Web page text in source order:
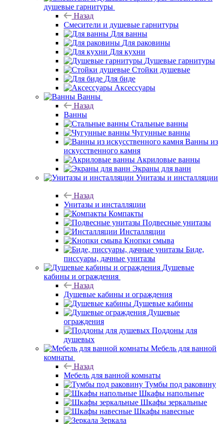
душевые гарнитуры
Назад
Смесители и душевые гарнитуры
Для ванны
Для раковины
Для кухни
Душевые гарнитуры
Стойки душевые
Для биде
Аксессуары
Ванны
Назад
Ванны
Стальные ванны
Чугунные ванны
Ванны из
искусственного камня
Акриловые ванны
Экраны для ванн
Унитазы и инсталляции
Назад
Унитазы и инсталляции
Компакты
Подвесные унитазы
Инсталляции
Кнопки смыва
Биде,
писсуары, дачные унитазы
Душевые
кабины и ограждения
Назад
Душевые кабины и ограждения
Душевые кабины
Душевые
ограждения
Поддоны для
душевых
Мебель для ванной
комнаты
Назад
Мебель для ванной комнаты
Тумбы под раковину
Шкафы напольные
Шкафы зеркальные
Шкафы навесные
Зеркала